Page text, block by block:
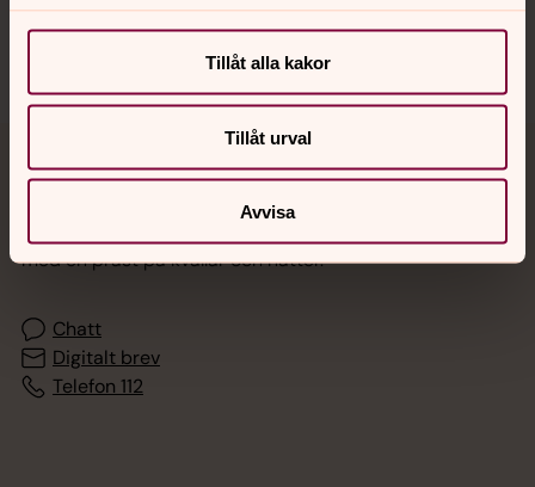
Tillåt alla kakor
Tillåt urval
Avvisa
Jourhavande präst
med en präst på kvällar och nätter.
Chatt
Digitalt brev
Telefon 112